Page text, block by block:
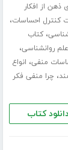
ذهن از افکار
کنترل احساسات،
،کتاب
علم روانشناسی،
منفی، انواع
، چرا منفی فکر
کتاب